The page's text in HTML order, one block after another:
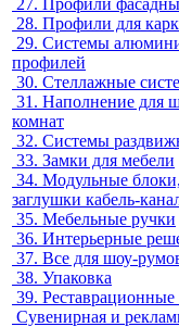
27. Профили
28. Профили для
29. Системы
профилей
30. Стеллажные
31. Наполнение для
комнат
32. Системы
33. Замки для мебели
34. Модульные
заглушки кабель-
35. Мебельные ручки
36. Интерьерные
37. Все для шоу-
38. Упаковка
39.
Сувенирная и